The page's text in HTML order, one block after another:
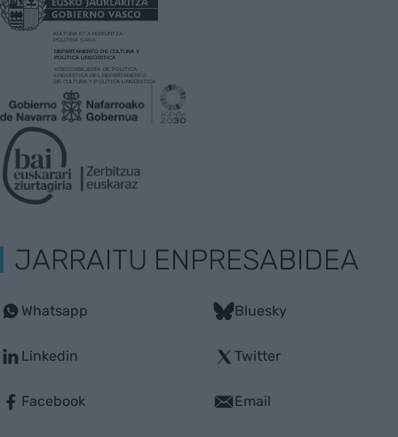
JARRAITU ENPRESABIDEA
Whatsapp
Linkedin
Facebook
Bluesky
Twitter
Email